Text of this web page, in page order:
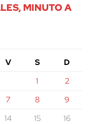
MINUTO A
V S
D
1
2
7 8
9
14 15 16